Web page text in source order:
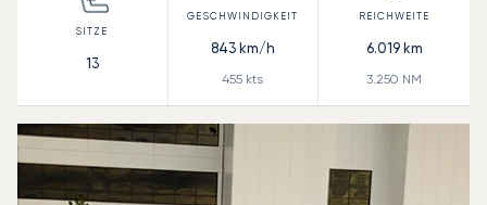
13
843km/h
455 kts
6.019km
3.250 NM